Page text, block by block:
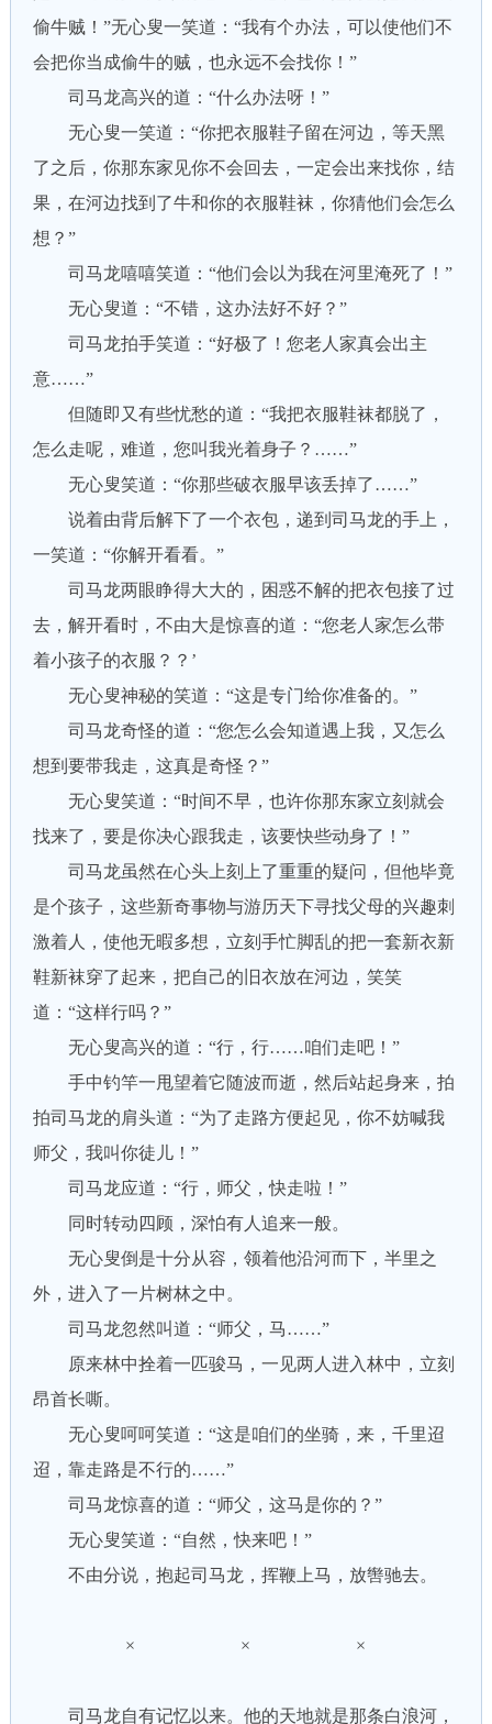
偷牛贼！”无心叟一笑道：“我有个办法，可以使他们不
会把你当成偷牛的贼，也永远不会找你！”
司马龙高兴的道：“什么办法呀！”
无心叟一笑道：“你把衣服鞋子留在河边，等天黑
了之后，你那东家见你不会回去，一定会出来找你，结
果，在河边找到了牛和你的衣服鞋袜，你猜他们会怎么
想？”
司马龙嘻嘻笑道：“他们会以为我在河里淹死了！”
无心叟道：“不错，这办法好不好？”
司马龙拍手笑道：“好极了！您老人家真会出主
意……”
但随即又有些忧愁的道：“我把衣服鞋袜都脱了，
怎么走呢，难道，您叫我光着身子？……”
无心叟笑道：“你那些破衣服早该丢掉了……”
说着由背后解下了一个衣包，递到司马龙的手上，
一笑道：“你解开看看。”
司马龙两眼睁得大大的，困惑不解的把衣包接了过
去，解开看时，不由大是惊喜的道：“您老人家怎么带
着小孩子的衣服？？’
无心叟神秘的笑道：“这是专门给你准备的。”
司马龙奇怪的道：“您怎么会知道遇上我，又怎么
想到要带我走，这真是奇怪？”
无心叟笑道：“时间不早，也许你那东家立刻就会
找来了，要是你决心跟我走，该要快些动身了！”
司马龙虽然在心头上刻上了重重的疑问，但他毕竟
是个孩子，这些新奇事物与游历天下寻找父母的兴趣刺
激着人，使他无暇多想，立刻手忙脚乱的把一套新衣新
鞋新袜穿了起来，把自己的旧衣放在河边，笑笑
道：“这样行吗？”
无心叟高兴的道：“行，行……咱们走吧！”
手中钓竿一甩望着它随波而逝，然后站起身来，拍
拍司马龙的肩头道：“为了走路方便起见，你不妨喊我
师父，我叫你徒儿！”
司马龙应道：“行，师父，快走啦！”
同时转动四顾，深怕有人追来一般。
无心叟倒是十分从容，领着他沿河而下，半里之
外，进入了一片树林之中。
司马龙忽然叫道：“师父，马……”
原来林中拴着一匹骏马，一见两人进入林中，立刻
昂首长嘶。
无心叟呵呵笑道：“这是咱们的坐骑，来，千里迢
迢，靠走路是不行的……”
司马龙惊喜的道：“师父，这马是你的？”
无心叟笑道：“自然，快来吧！”
不由分说，抱起司马龙，挥鞭上马，放辔驰去。
× × ×
司马龙自有记忆以来。他的天地就是那条白浪河，